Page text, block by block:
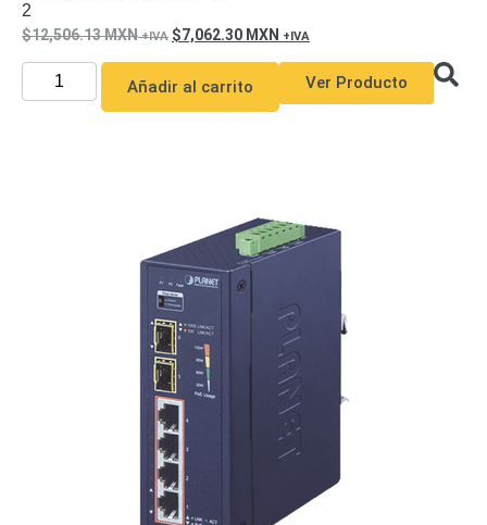
2
12,506.13MXN 7,062.30 MXN
Añadir al carrito Ver Producto